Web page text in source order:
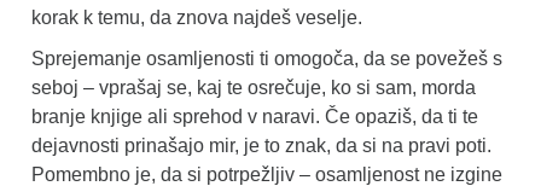
korak k temu, da znova najdeš veselje.
Sprejemanje osamljenosti ti omogoča, da se povežeš s
seboj – vprašaj se, kaj te osrečuje, ko si sam, morda
branje knjige ali sprehod v naravi. Če opaziš, da ti te
dejavnosti prinašajo mir, je to znak, da si na pravi poti.
Pomembno je, da si potrpežljiv – osamljenost ne izgine